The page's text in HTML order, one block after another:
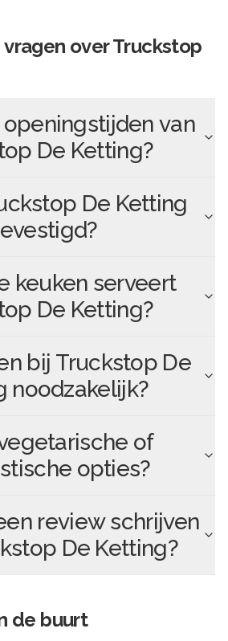
overTruckstop
van
De Ketting?
De Ketting
keuken serveert
De Ketting?
bij Truckstop De
noodzakelijk?
of
opties?
review schrijven
De Ketting?
de buurt